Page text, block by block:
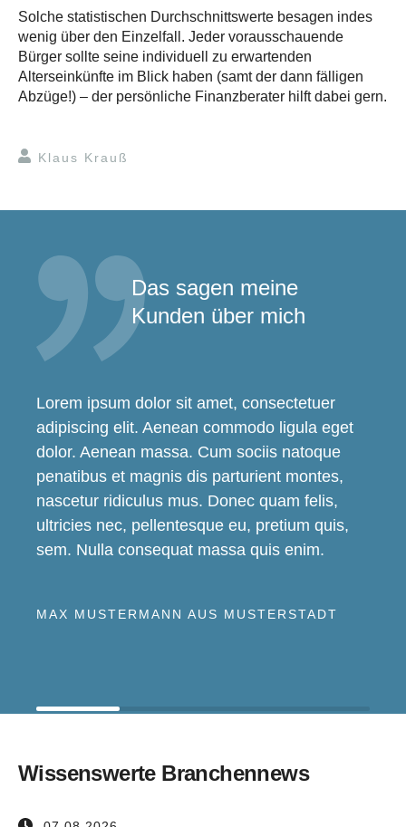
Solche statistischen Durchschnittswerte besagen indes
wenig über den Einzelfall. Jeder vorausschauende
Bürger sollte seine individuell zu erwartenden
Alterseinkünfte im Blick haben (samt der dann fälligen
Abzüge!) – der persönliche Finanzberater hilft dabei gern.
Klaus Krauß
Das sagen meine
Kunden über mich
Lorem ipsum dolor sit amet, consectetuer
adipiscing elit. Aenean commodo ligula eget
dolor. Aenean massa. Cum sociis natoque
penatibus et magnis dis parturient montes,
nascetur ridiculus mus. Donec quam felis,
ultricies nec, pellentesque eu, pretium quis,
sem. Nulla consequat massa quis enim.
MAX MUSTERMANN AUS MUSTERSTADT
Wissenswerte Branchennews